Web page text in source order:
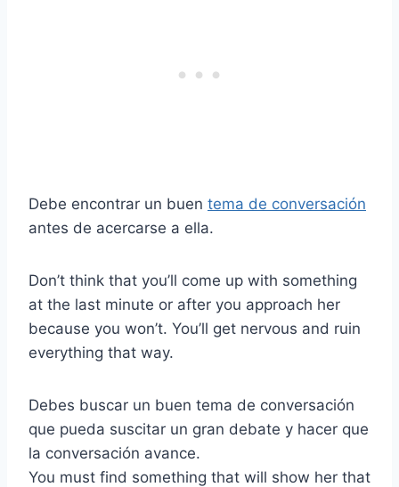
Debe encontrar un buen tema de conversación
antes de acercarse a ella.
Don’t think that you’ll come up with something
at the last minute or after you approach her
because you won’t. You’ll get nervous and ruin
everything that way.
Debes buscar un buen tema de conversación
que pueda suscitar un gran debate y hacer que
la conversación avance.
You must find something that will show her that